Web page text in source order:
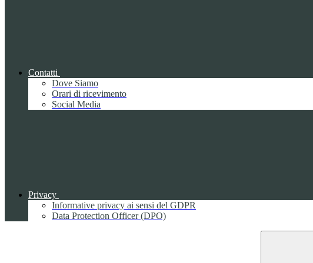
Contatti
Dove Siamo
Orari di ricevimento
Social Media
Privacy
Informative privacy ai sensi del GDPR
Data Protection Officer (DPO)